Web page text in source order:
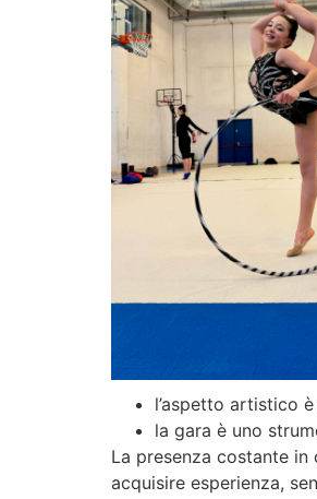
l’aspetto artistico
la gara è uno
La presenza costante
acquisire esperienza,